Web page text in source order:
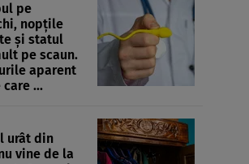
pe
nopțile
și statul
pe scaun.
aparent
...
urât din
vine de la